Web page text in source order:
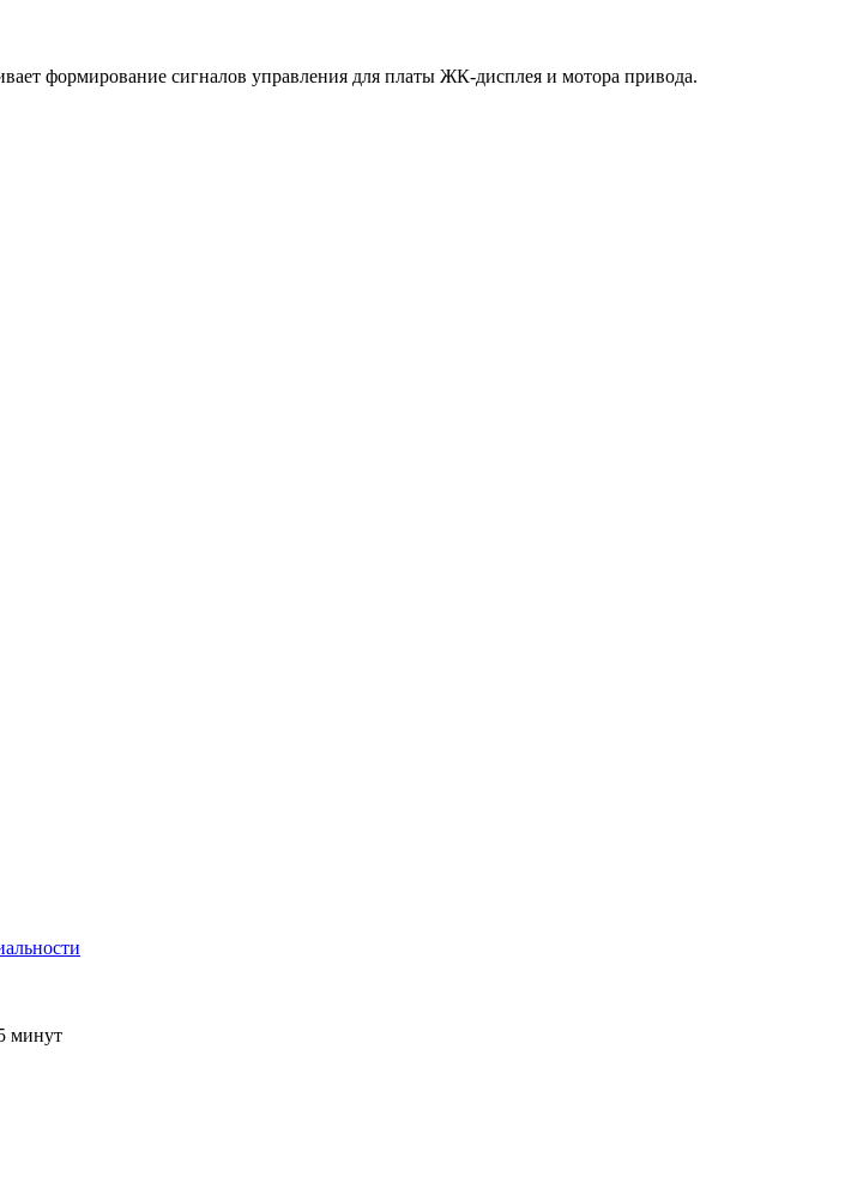
формирование сигналов управления для платы ЖК-дисплея и мотора привода.
минут